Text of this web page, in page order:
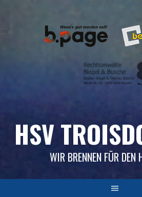
HSV
WIR BRENNEN FÜR DEN